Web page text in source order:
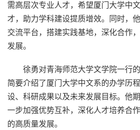
需高层次专业人才，希望厦门大学中
才，助力学科建设提质增效。同时，
交流平台，搭建实践基地，深化合作
发展。
徐勇对青海师范大学文学院一行
简要介绍了厦门大学中文系的办学历
设、科研成果以及未来发展目标。他
一步加强优势互补，深化人才培养合
的高质量发展。